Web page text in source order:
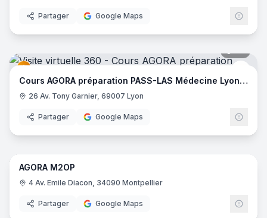
Partager Google Maps
Cours AGORA préparation PASS-LAS Médecine Lyon SUD
26 Av. Tony Garnier, 69007 Lyon
Partager Google Maps
18
AGORA M2OP
4 Av. Emile Diacon, 34090 Montpellier
Partager Google Maps